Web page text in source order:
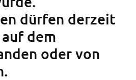
dürfen derzeit
dem
oder von